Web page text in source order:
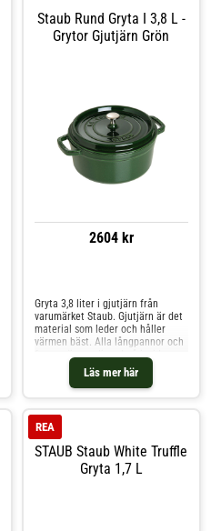
Staub Rund Gryta I 3,8 L -
Grytor Gjutjärn Grön
2604 kr
Läs mer här
Gryta 3,8 liter i gjutjärn från
varumärket Staub. Gjutjärn är det
material som leder och håller
värmen bäst. Alla långpannor och
och utsidan. Locken är helt täta
och försluter ångan väl.
Mässingknoppen på locken tål upp
användas på alla värmekällor,
även induktion. Tål maskindisk,
men handdisk är att
rekommendera. Shoppa Grytor
och mer Pannor & Kokkärl hos
STAUB Staub White Truffle
Gryta 1,7 L
REA